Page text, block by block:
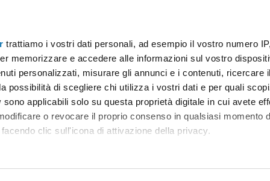
trattiamo i vostri dati personali, ad esempio il vostro numero
memorizzare e accedere alle informazioni sul vostro
personalizzati, misurare gli annunci e i contenuti, ricercare
possibilità di scegliere chi utilizza i vostri dati e per quali
applicabili solo su questa proprietà digitale in cui avete
o revocare il proprio consenso in qualsiasi momento
clic sull'icona di attivazione della privacy.
Prezzo Superficie Locali Più filtri - 1
bovisa Milano
Ordine Mioaffitto